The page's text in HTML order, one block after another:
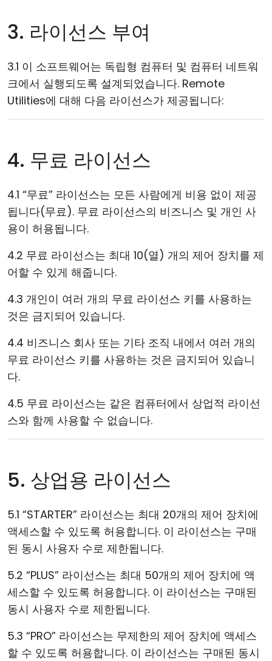
3. 라이선스 부여
3.1 이 소프트웨어는 독립형 컴퓨터 및 컴퓨터 네트워
크에서 실행되도록 설계되었습니다. Remote
Utilities에 대해 다음 라이선스가 제공됩니다:
4. 무료 라이선스
4.1 “무료” 라이선스는 모든 사람에게 비용 없이 제공
됩니다(무료). 무료 라이선스의 비즈니스 및 개인 사
용이 허용됩니다.
4.2 무료 라이선스는 최대 10(열) 개의 제어 장치를 제
어할 수 있게 해줍니다.
4.3 개인이 여러 개의 무료 라이선스 키를 사용하는
것은 금지되어 있습니다.
4.4 비즈니스 회사 또는 기타 조직 내에서 여러 개의
무료 라이선스 키를 사용하는 것은 금지되어 있습니
다.
4.5 무료 라이선스는 같은 컴퓨터에서 상업적 라이선
스와 함께 사용할 수 없습니다.
5. 상업용 라이선스
5.1 “STARTER” 라이선스는 최대 20개의 제어 장치에
액세스할 수 있도록 허용합니다. 이 라이선스는 구매
된 동시 사용자 수로 제한됩니다.
5.2 “PLUS” 라이선스는 최대 50개의 제어 장치에 액
세스할 수 있도록 허용합니다. 이 라이선스는 구매된
동시 사용자 수로 제한됩니다.
5.3 “PRO” 라이선스는 무제한의 제어 장치에 액세스
할 수 있도록 허용합니다. 이 라이선스는 구매된 동시